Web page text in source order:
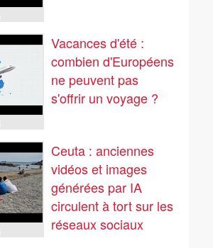
Vacances d'été :
combien d'Européens
ne peuvent pas
s'offrir un voyage ?
Ceuta : anciennes
vidéos et images
générées par IA
circulent à tort sur les
réseaux sociaux